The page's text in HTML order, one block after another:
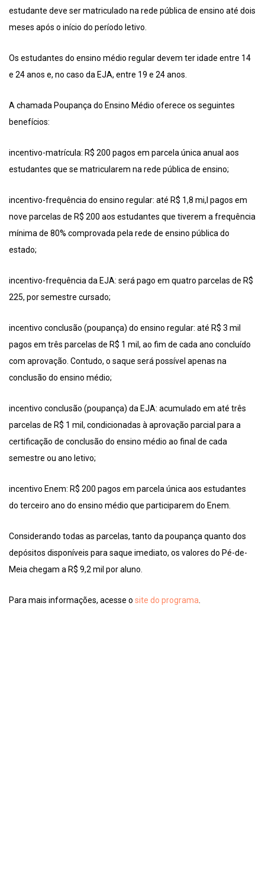
estudante deve ser matriculado na rede pública de ensino até dois
meses após o início do período letivo.
Os estudantes do ensino médio regular devem ter idade entre 14
e 24 anos e, no caso da EJA, entre 19 e 24 anos.
A chamada Poupança do Ensino Médio oferece os seguintes
benefícios:
incentivo-matrícula: R$ 200 pagos em parcela única anual aos
estudantes que se matricularem na rede pública de ensino;
incentivo-frequência do ensino regular: até R$ 1,8 mi,l pagos em
nove parcelas de R$ 200 aos estudantes que tiverem a frequência
mínima de 80% comprovada pela rede de ensino pública do
estado;
incentivo-frequência da EJA: será pago em quatro parcelas de R$
225, por semestre cursado;
incentivo conclusão (poupança) do ensino regular: até R$ 3 mil
pagos em três parcelas de R$ 1 mil, ao fim de cada ano concluído
com aprovação. Contudo, o saque será possível apenas na
conclusão do ensino médio;
incentivo conclusão (poupança) da EJA: acumulado em até três
parcelas de R$ 1 mil, condicionadas à aprovação parcial para a
certificação de conclusão do ensino médio ao final de cada
semestre ou ano letivo;
incentivo Enem: R$ 200 pagos em parcela única aos estudantes
do terceiro ano do ensino médio que participarem do Enem.
Considerando todas as parcelas, tanto da poupança quanto dos
depósitos disponíveis para saque imediato, os valores do Pé-de-
Meia chegam a R$ 9,2 mil por aluno.
Para mais informações, acesse o site do programa.